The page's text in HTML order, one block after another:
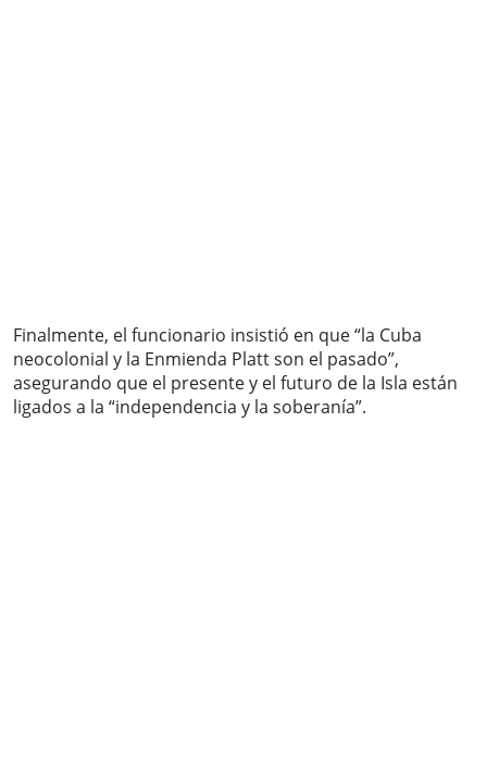
Finalmente, el funcionario insistió en que “la Cuba
neocolonial y la Enmienda Platt son el pasado”,
asegurando que el presente y el futuro de la Isla están
ligados a la “independencia y la soberanía”.